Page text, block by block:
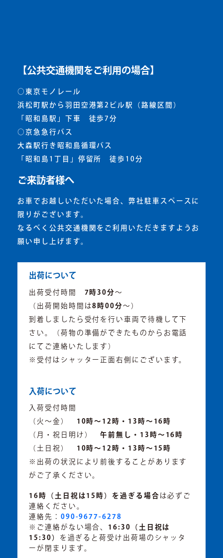
【公共交通機関をご利用の場合】
○東京モノレール
浜松町駅から羽田空港第2ビル駅（路線区間）
「昭和島駅」下車 徒歩7分
○京急急行バス
大森駅行き昭和島循環バス
「昭和島1丁目」停留所 徒歩10分
ご来訪者様へ
お車でお越しいただいた場合、弊社駐車スペースに
限りがございます。
なるべく公共交通機関をご利用いただきますようお
願い申し上げます。
出荷について
出荷受付時間 7時30分～
（出荷開始時間は8時00分～）
到着しましたら受付を行い車両で待機して下
さい。（荷物の準備ができたものからお電話
にてご連絡いたします）
※受付はシャッター正面右側にございます。
入荷について
入荷受付時間
（火～金） 10時～12時・13時～16時
（月・祝日明け）午前無し・13時～16時
（土日祝） 10時～12時・13時～15時
※出荷の状況により前後することがあります
がご了承ください。
16時（土日祝は15時）を過ぎる場合 は必ずご
連絡ください。
連絡先： 090-9677-6278
※ご連絡がない場合、 16:30（土日祝は
15:30） を過ぎると荷受け出荷場のシャッタ
ーが閉まります。